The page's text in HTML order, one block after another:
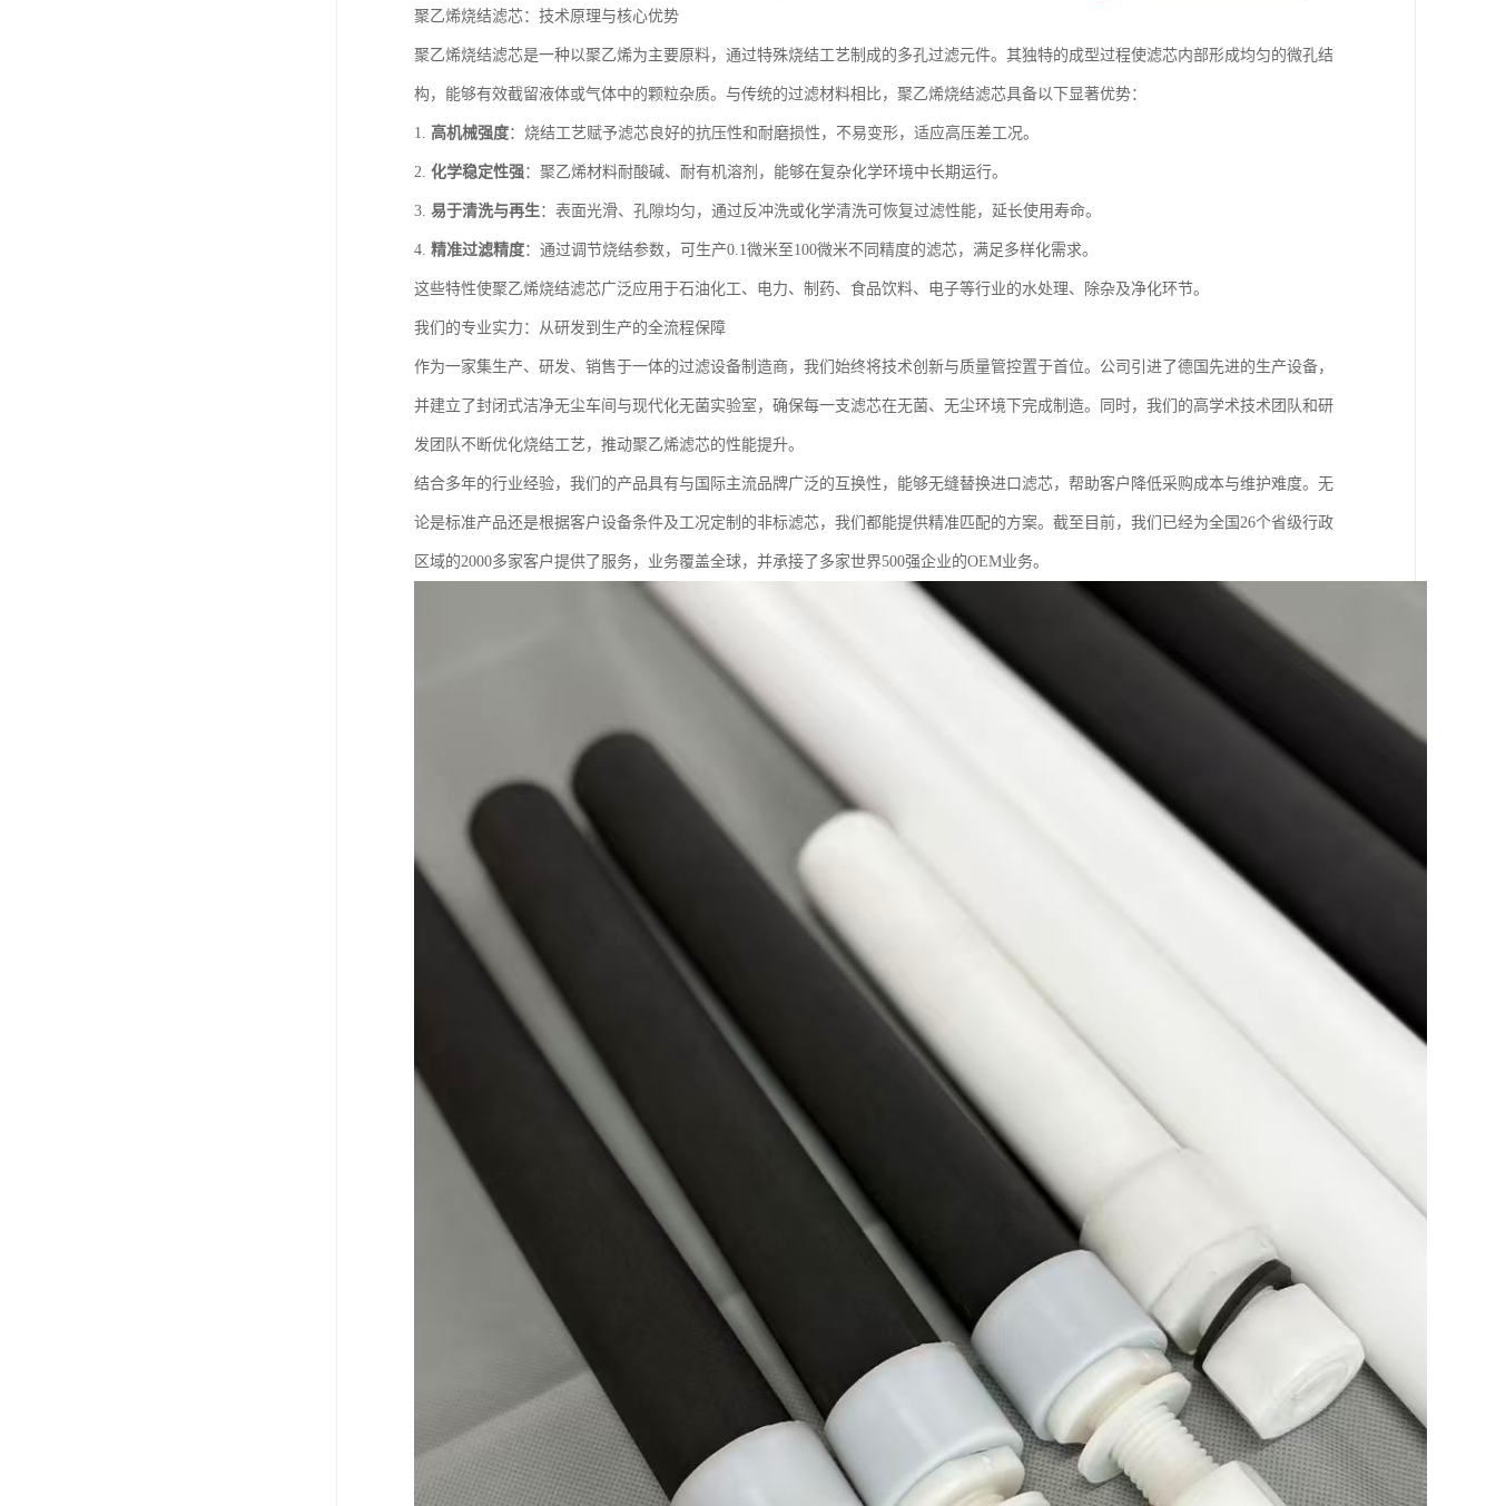
聚乙烯烧结滤芯：技术原理与核心优势
聚乙烯烧结滤芯是一种以聚乙烯为主要原料，通过特殊烧结工艺制成的多孔过滤元件。其独特的成型过程使滤芯内部形成均匀的微孔结
构，能够有效截留液体或气体中的颗粒杂质。与传统的过滤材料相比，聚乙烯烧结滤芯具备以下显著优势：
1. 高机械强度：烧结工艺赋予滤芯良好的抗压性和耐磨损性，不易变形，适应高压差工况。
2. 化学稳定性强：聚乙烯材料耐酸碱、耐有机溶剂，能够在复杂化学环境中长期运行。
3. 易于清洗与再生：表面光滑、孔隙均匀，通过反冲洗或化学清洗可恢复过滤性能，延长使用寿命。
4. 精准过滤精度：通过调节烧结参数，可生产0.1微米至100微米不同精度的滤芯，满足多样化需求。
这些特性使聚乙烯烧结滤芯广泛应用于石油化工、电力、制药、食品饮料、电子等行业的水处理、除杂及净化环节。
我们的专业实力：从研发到生产的全流程保障
作为一家集生产、研发、销售于一体的过滤设备制造商，我们始终将技术创新与质量管控置于首位。公司引进了德国先进的生产设备，
并建立了封闭式洁净无尘车间与现代化无菌实验室，确保每一支滤芯在无菌、无尘环境下完成制造。同时，我们的高学术技术团队和研
发团队不断优化烧结工艺，推动聚乙烯滤芯的性能提升。
结合多年的行业经验，我们的产品具有与国际主流品牌广泛的互换性，能够无缝替换进口滤芯，帮助客户降低采购成本与维护难度。无
论是标准产品还是根据客户设备条件及工况定制的非标滤芯，我们都能提供精准匹配的方案。截至目前，我们已经为全国26个省级行政
区域的2000多家客户提供了服务，业务覆盖全球，并承接了多家世界500强企业的OEM业务。